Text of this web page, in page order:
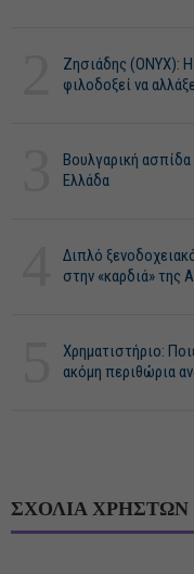
Ζησιάδης (ONYX):
φιλοδοξεί να
Βουλγαρική ασπίδα
Ελλάδα
Διπλό
στην «καρδιά» της
Χρηματιστήριο:
ακόμη περιθώρια
ΣΧΟΛΙΑ ΧΡΗΣΤΩΝ